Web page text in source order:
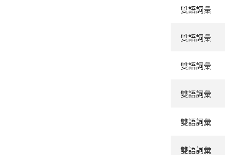
雙語詞彙
雙語詞彙
雙語詞彙
雙語詞彙
雙語詞彙
雙語詞彙